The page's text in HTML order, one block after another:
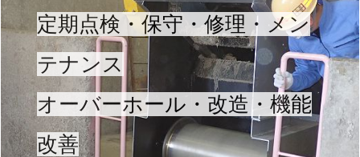
定期点検・保守・修理・メン
テナンス
オーバーホール・改造・機能
改善